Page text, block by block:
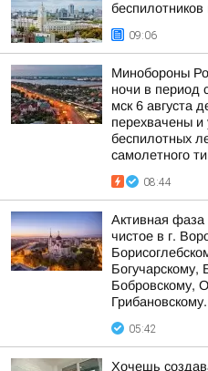
09:06
Минобороны
ночи в период
мск 6 августа
перехвачены и
беспилотных
самолетного
08:44
Активная
чистое в г.
Богучарскому,
Бобровскому,
05:42
Хочешь